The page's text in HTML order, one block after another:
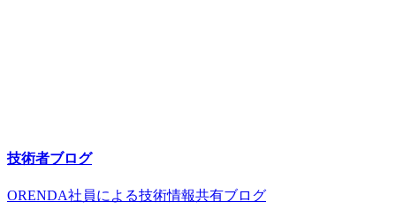
技術者ブログ
ORENDA社員による技術情報共有ブログ